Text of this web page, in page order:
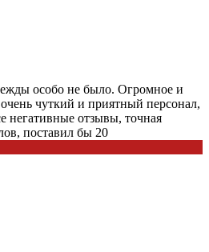
особо не было. Огромное и
чуткий и приятный персонал,
негативные отзывы, точная
поставил бы 20